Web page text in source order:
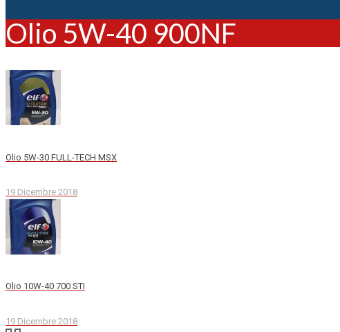
Olio 5W-40 900NF
Olio 5W-30 FULL-TECH MSX
19 Dicembre 2018
Olio 10W-40 700 STI
19 Dicembre 2018